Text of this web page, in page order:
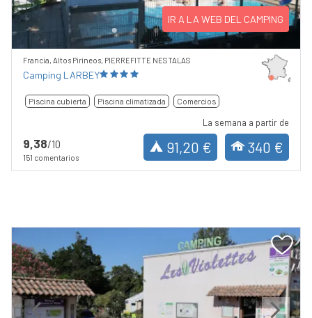
IR A LA WEB DEL CAMPING
Francia, Altos Pirineos, PIERREFITTE NESTALAS
Camping LARBEY
Piscina cubierta Piscina climatizada Comercios
9,38/10
151 comentarios
La semana a partir de
91,20 € 340 €